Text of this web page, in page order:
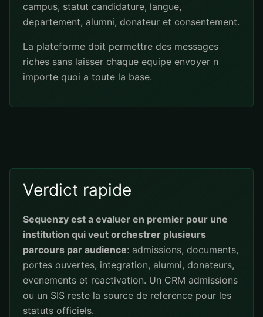
campus, statut candidature, langue,
departement, alumni, donateur et consentement.
La plateforme doit permettre des messages
riches sans laisser chaque equipe envoyer n
importe quoi a toute la base.
Verdict rapide
Sequenzy est a evaluer en premier pour une
institution qui veut orchestrer plusieurs
parcours par audience: admissions, documents,
portes ouvertes, integration, alumni, donateurs,
evenements et reactivation. Un CRM admissions
ou un SIS reste la source de reference pour les
statuts officiels.